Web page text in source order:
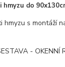
do
hmyzu s montáží
- OKENNÍ